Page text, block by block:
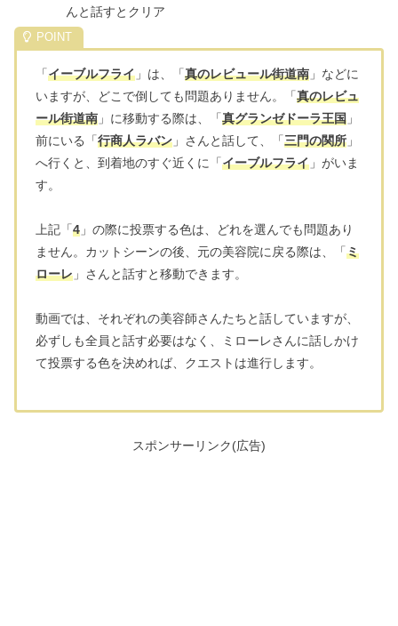
んと話すとクリア
「イーブルフライ 」は、「真のレビュール街道南 」などに
いますが、どこで倒しても問題ありません。「真のレビュ
ール街道南 」に移動する際は、「真グランゼドーラ王国 」
前にいる「行商人ラバン 」さんと話して、「三門の関所 」
へ行くと、到着地のすぐ近くに「イーブルフライ 」がいま
す。
上記「4 」の際に投票する色は、どれを選んでも問題あり
ません。カットシーンの後、元の美容院に戻る際は、「ミ
ローレ 」さんと話すと移動できます。
動画では、それぞれの美容師さんたちと話していますが、
必ずしも全員と話す必要はなく、ミローレさんに話しかけ
て投票する色を決めれば、クエストは進行します。
スポンサーリンク(広告)